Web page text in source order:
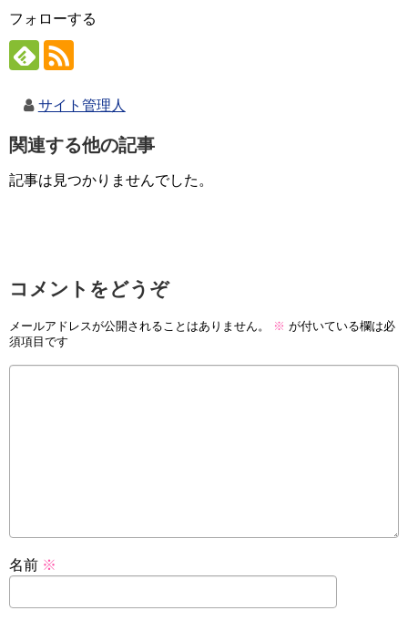
フォローする
サイト管理人
関連する他の記事
記事は見つかりませんでした。
コメントをどうぞ
メールアドレスが公開されることはありません。 ※ が付いている欄は必
須項目です
名前 ※